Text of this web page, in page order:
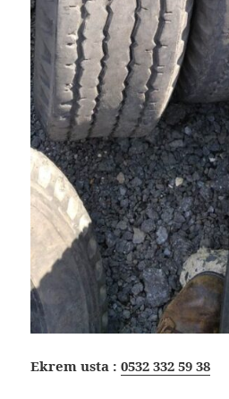
Ekrem usta :0532 332 59 38